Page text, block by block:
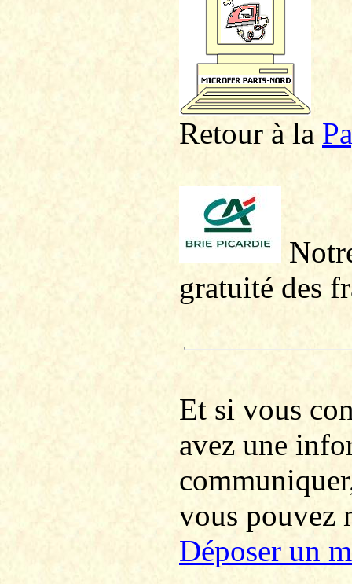
Retour à la P
gratuité des
Et si vous
avez une
vous pouvez
Déposer un